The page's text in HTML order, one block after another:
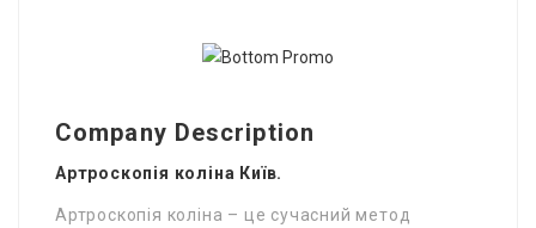
Company Description
Артроскопія коліна Київ.
Артроскопія коліна – це сучасний метод